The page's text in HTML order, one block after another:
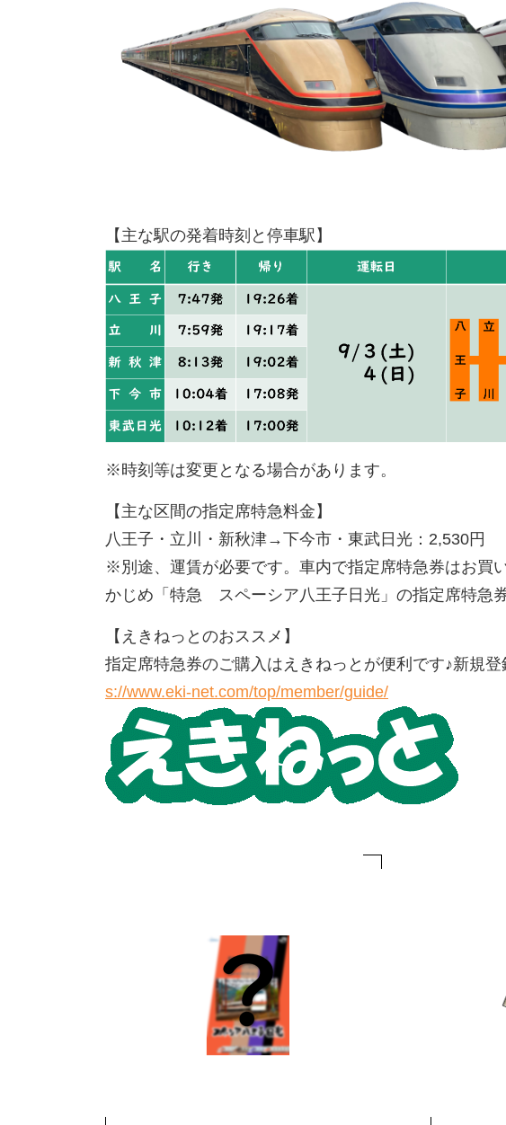
【主な駅の発着時刻と停車駅】
※時刻等は変更となる場合があります。
【主な区間の指定席特急料金】
八王子・立川・新秋津→下今市・東武日光：2,530円
※別途、運賃が必要です。車内で指定席特急券はお買
かじめ「特急 スペーシア八王子日光」の指定席特急
【えきねっとのおススメ】
指定席特急券のご購入はえきねっとが便利です♪新規
s://www.eki-net.com/top/member/guide/